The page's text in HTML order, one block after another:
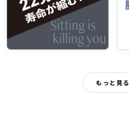
もっと見る